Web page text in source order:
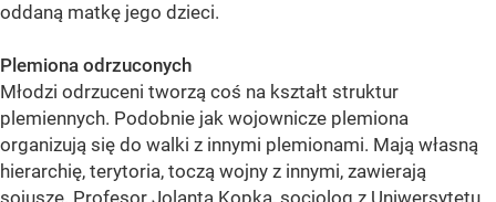
oddaną matkę jego dzieci.
Plemiona odrzuconych
Młodzi odrzuceni tworzą coś na kształt struktur
plemiennych. Podobnie jak wojownicze plemiona
organizują się do walki z innymi plemionami. Mają własną
hierarchię, terytoria, toczą wojny z innymi, zawierają